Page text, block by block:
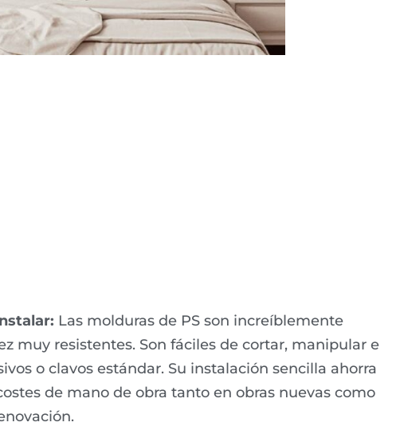
Las molduras de PS son increíblemente
muy resistentes. Son fáciles de cortar, manipular e
o clavos estándar. Su instalación sencilla ahorra
de mano de obra tanto en obras nuevas como